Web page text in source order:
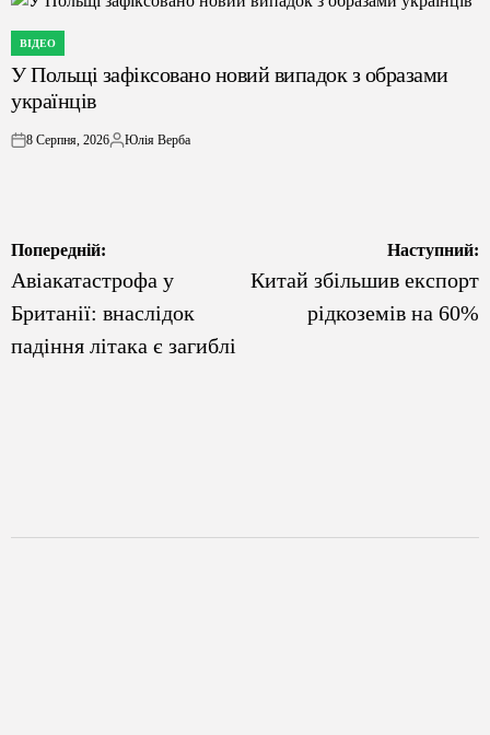
ОПУБЛІКУВАТИ
У
ВІДЕО
У Польщі зафіксовано новий випадок з образами
українців
on
8 Серпня, 2026
Опубліковано
Юлія Верба
Навігація
записів
Попередній:
Авіакатастрофа у
Британії: внаслідок
падіння літака є загиблі
Наступний:
Китай збільшив експорт
рідкоземів на 60%